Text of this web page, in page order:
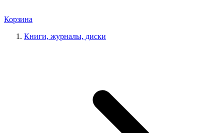
Корзина
Книги, журналы, диски